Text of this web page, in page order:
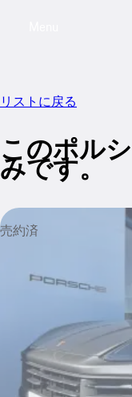
リストに戻る
このポル
みです。
売約済